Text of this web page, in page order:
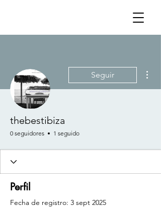
Seguir
thebestibiza
0 seguidores 1 seguido
Perfil
Fecha de registro: 3 sept 2025